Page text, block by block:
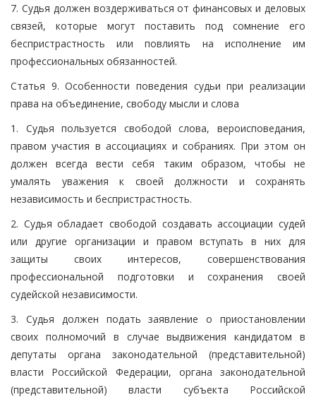
7. Судья должен воздерживаться от финансовых и деловых
связей, которые могут поставить под сомнение его
беспристрастность или повлиять на исполнение им
профессиональных обязанностей.
Статья 9. Особенности поведения судьи при реализации
права на объединение, свободу мысли и слова
1. Судья пользуется свободой слова, вероисповедания,
правом участия в ассоциациях и собраниях. При этом он
должен всегда вести себя таким образом, чтобы не
умалять уважения к своей должности и сохранять
независимость и беспристрастность.
2. Судья обладает свободой создавать ассоциации судей
или другие организации и правом вступать в них для
защиты своих интересов, совершенствования
профессиональной подготовки и сохранения своей
судейской независимости.
3. Судья должен подать заявление о приостановлении
своих полномочий в случае выдвижения кандидатом в
депутаты органа законодательной (представительной)
власти Российской Федерации, органа законодательной
(представительной) власти субъекта Российской